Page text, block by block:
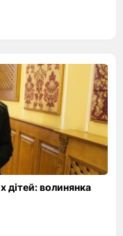
дітей: волинянка